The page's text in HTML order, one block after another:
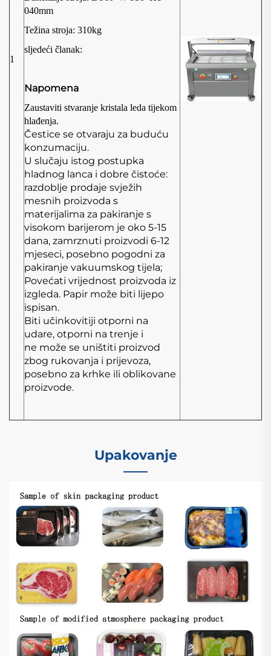
1
040mm
Težina stroja: 310kg
sljedeći članak:
Napomena
Zaustaviti stvaranje kristala leda tijekom
hlađenja.
Čestice se otvaraju za buduću
konzumaciju.
U slučaju istog postupka
hladnog lanca i dobre čistoće:
razdoblje prodaje svježih
mesnih proizvoda s
materijalima za pakiranje s
visokom barijerom je oko 5-15
dana, zamrznuti proizvodi 6-12
mjeseci, posebno pogodni za
pakiranje vakuumskog tijela;
Povećati vrijednost proizvoda iz
izgleda. Papir može biti lijepo
ispisan.
Biti učinkovitiji otporni na
udare, otporni na trenje i
ne može se uništiti proizvod
zbog rukovanja i prijevoza,
posebno za krhke ili oblikovane
proizvode.
Upakovanje